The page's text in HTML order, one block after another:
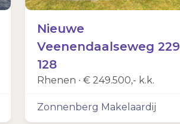
Nieuwe
Veenendaalseweg 229
128
Rhenen ∙ € 249.500,- k.k.
Zonnenberg Makelaardij